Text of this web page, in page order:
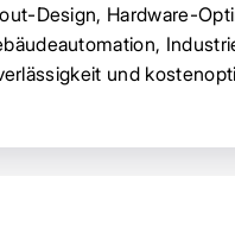
Design, Hardware-
und